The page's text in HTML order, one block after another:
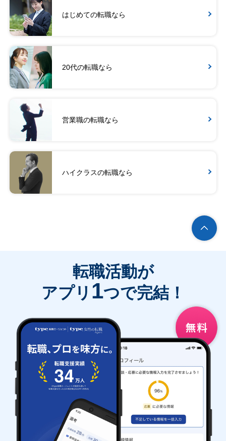
はじめての転職なら
20代の転職なら
営業職の転職なら
ハイクラスの転職なら
転職活動が
アプリ 1つで完結！